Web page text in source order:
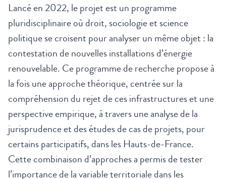
Lancé en 2022, le projet est un programme
pluridisciplinaire où droit, sociologie et science
politique se croisent pour analyser un même objet : la
contestation de nouvelles installations d’énergie
renouvelable. Ce programme de recherche propose à
la fois une approche théorique, centrée sur la
compréhension du rejet de ces infrastructures et une
perspective empirique, à travers une analyse de la
jurisprudence et des études de cas de projets, pour
certains participatifs, dans les Hauts-de-France.
Cette combinaison d’approches a permis de tester
l’importance de la variable territoriale dans les